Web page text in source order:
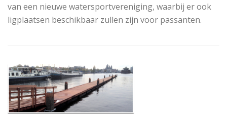
van een nieuwe watersportvereniging, waarbij er ook
ligplaatsen beschikbaar zullen zijn voor passanten.